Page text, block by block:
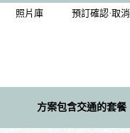
照片庫 預訂確認·取消
方案包含交通的套餐